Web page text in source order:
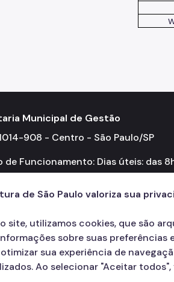
Municipal de Gestão
908 - Centro - São Paulo/SP
de Funcionamento: Dias úteis: das
de São Paulo valoriza sua
site, utilizamos cookies, que são
sobre suas
sua experiência de
Ao selecionar "Aceitar